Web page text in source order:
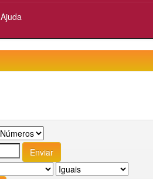
Ajuda